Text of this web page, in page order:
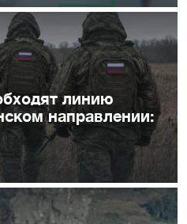
линию
направлении: